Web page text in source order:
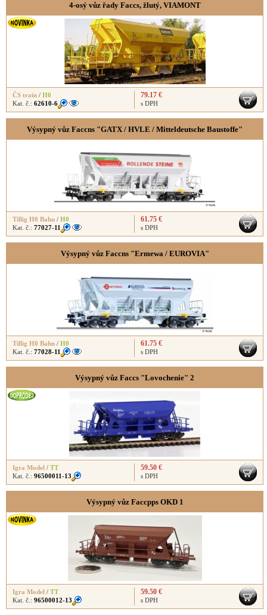
4-osý vůz řady Faccs, žlutý, VIAMONT
ČS train / H0
Kat. č.: 62610-6
79.17 €
s DPH
Výsypný vůz Faccns "GATX / HVLE / Mitteldeutsche Baustoffe"
Tillig H0 Bahn / H0
Kat. č.: 77027-11
61.75 €
s DPH
Výsypný vůz Faccns "Ermewa / EUROVIA"
Tillig H0 Bahn / H0
Kat. č.: 77028-11
61.75 €
s DPH
Výsypný vůz Faccs "Lovochenie" 2
Igra Model / TT
Kat. č.: 96500011-13
59.50 €
s DPH
Výsypný vůz Faccpps OKD 1
Igra Model / TT
Kat. č.: 96500012-13
59.50 €
s DPH